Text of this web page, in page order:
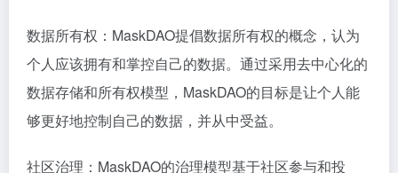
数据所有权：MaskDAO提倡数据所有权的概念，认为
个人应该拥有和掌控自己的数据。通过采用去中心化的
数据存储和所有权模型，MaskDAO的目标是让个人能
够更好地控制自己的数据，并从中受益。
社区治理：MaskDAO的治理模型基于社区参与和投